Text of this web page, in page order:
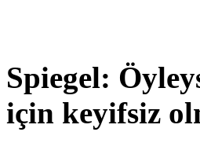
Spiegel:
için keyifsiz